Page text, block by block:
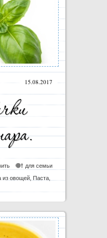
15.08.2017
для семьи
из овощей, Паста,